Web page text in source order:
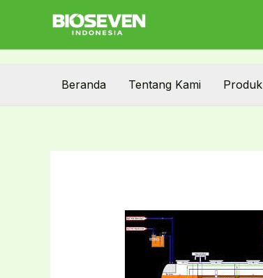
Beranda Tentang Kami Produk